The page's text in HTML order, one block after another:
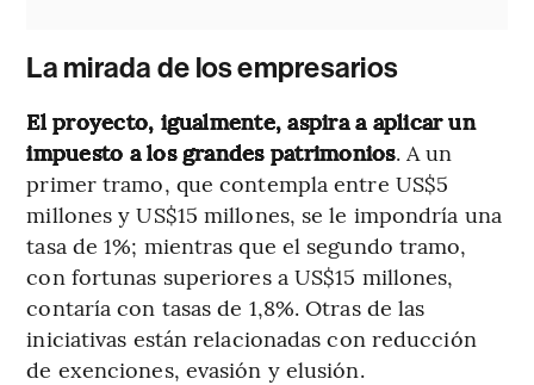
La mirada de los empresarios
El proyecto, igualmente, aspira a aplicar un
impuesto a los grandes patrimonios. A un
primer tramo, que contempla entre US$5
millones y US$15 millones, se le impondría una
tasa de 1%; mientras que el segundo tramo,
con fortunas superiores a US$15 millones,
contaría con tasas de 1,8%. Otras de las
iniciativas están relacionadas con reducción
de exenciones, evasión y elusión.